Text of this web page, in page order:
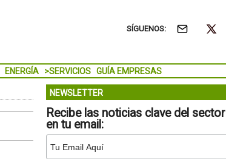
SÍGUENOS:
ENERGÍA >SERVICIOS GUÍA EMPRESAS
NEWSLETTER
Recibe las noticias clave del sector
en tu email: